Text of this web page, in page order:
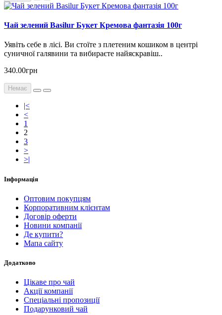
Чай зелений Basilur Букет Кремова фантазія 100г
Уявіть себе в лісі. Ви стоїте з плетеним кошиком в центрі
суничної галявини та вибираєте найяскравіш..
340.00грн
Немає
|<
<
1
2
3
>
>|
Інформація
Оптовим покупцям
Корпоративним клієнтам
Договір оферти
Новини компанії
Де купити?
Мапа сайту
Додатково
Цікаве про чай
Акції компанії
Спеціальні пропозиції
Подарунковий чай